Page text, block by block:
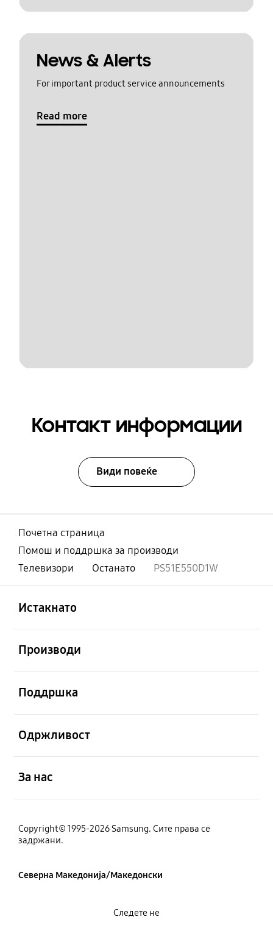
News & Alerts
For important product service announcements
Read more
Контакт информации
Види повеќе
Почетна страница
Помош и поддршка за производи
Телевизори
Останато PS51E550D1W
Истакнато
Производи
Поддршка
Одржливост
За нас
Copyright© 1995-2026 Samsung. Сите права се
задржани.
Северна Македонија/Македонски
Следете не